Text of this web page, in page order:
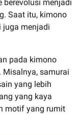
berevolusi menjadi
Saat itu, kimono
juga menjadi
pada kimono
Misalnya, samurai
yang lebih
yang kaya
motif yang rumit